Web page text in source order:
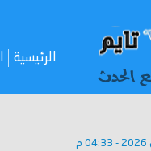
الرئيسية